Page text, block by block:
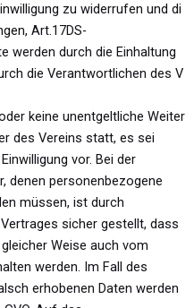
zu widerrufen und di
Art.17DS-
werden durch die Einhaltung
die Verantwortlichen des V
keine unentgeltliche Weiter
des Vereins statt, es sei
vor. Bei der
denen personenbezogene
müssen, ist durch
sicher gestellt, dass
Weise auch vom
werden. Im Fall des
erhobenen Daten werden